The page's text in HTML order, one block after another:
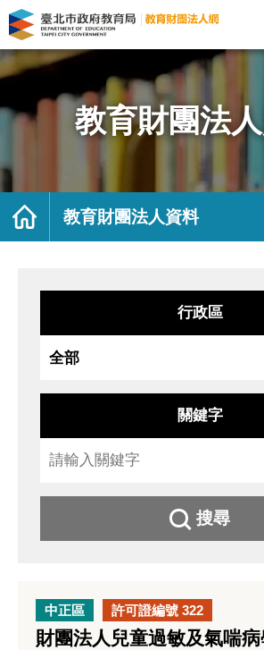
教
育
團
資
料
府
局
法
網
站
選
教育財團法
首
教育財團法人資料
行政區
關鍵字
搜尋
中正區 許可證編號 322
財團法人兒童過敏及氣喘